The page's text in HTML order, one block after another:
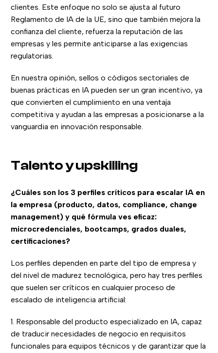
clientes. Este enfoque no solo se ajusta al futuro
Reglamento de IA de la UE, sino que también mejora la
confianza del cliente, refuerza la reputación de las
empresas y les permite anticiparse a las exigencias
regulatorias.
En nuestra opinión, sellos o códigos sectoriales de
buenas prácticas en IA pueden ser un gran incentivo, ya
que convierten el cumplimiento en una ventaja
competitiva y ayudan a las empresas a posicionarse a la
vanguardia en innovación responsable.
Talento y upskilling
¿Cuáles son los 3 perfiles críticos para escalar IA en
la empresa (producto, datos, compliance, change
management) y qué fórmula ves eficaz:
microcredenciales, bootcamps, grados duales,
certificaciones?
Los perfiles dependen en parte del tipo de empresa y
del nivel de madurez tecnológica, pero hay tres perfiles
que suelen ser críticos en cualquier proceso de
escalado de inteligencia artificial:
1. Responsable del producto especializado en IA, capaz
de traducir necesidades de negocio en requisitos
funcionales para equipos técnicos y de garantizar que la